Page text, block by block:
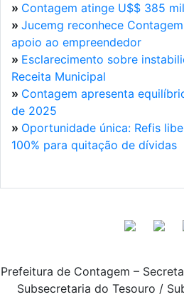
» Contagem atinge U$$ 385
» Jucemg reconhece
apoio ao empreendedor
» Esclarecimento sobre
Receita Municipal
» Contagem apresenta
de 2025
» Oportunidade única: Refis
100% para quitação de dívidas
Prefeitura de Contagem –
Subsecretaria do Tesouro /